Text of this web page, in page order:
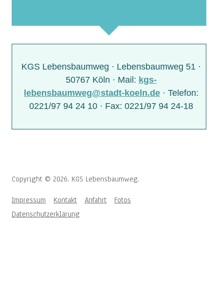
KGS Lebensbaumweg · Lebensbaumweg 51 ·
50767 Köln · Mail: kgs-
lebensbaumweg@stadt-koeln.de· Telefon:
0221/97 94 24 10 · Fax: 0221/97 94 24-18
Copyright © 2026. KGS Lebensbaumweg.
Impressum Kontakt Anfahrt
Fotos
Datenschutzerklärung